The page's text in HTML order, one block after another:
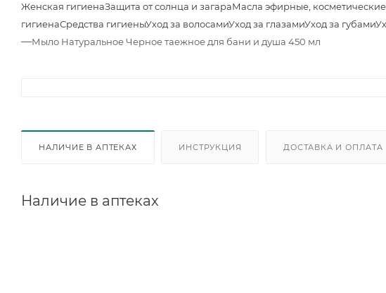
Женская гигиенаЗащита от солнца и загараМасла эфирные, косметические
гигиенаСредства гигиеныУход за волосамиУход за глазамиУход за губами
—Мыло Натуральное Черное таежное для бани и душа 450 мл
НАЛИЧИЕ В АПТЕКАХ ИНСТРУКЦИЯ ДОСТАВКА И ОПЛАТА
Наличие в аптеках